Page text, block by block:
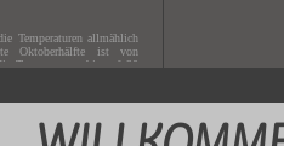
Temperaturen allmählich
Oktoberhälfte ist von
Temperaturen bis auf 20
des Jahres 2017